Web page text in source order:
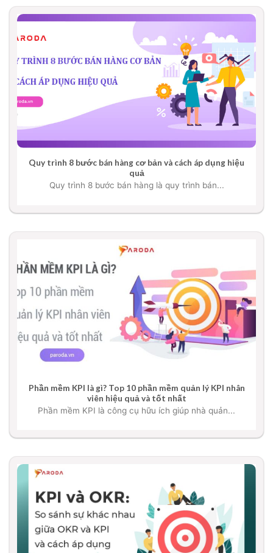
Quy trình 8 bước bán hàng cơ bản và cách áp dụng hiệu
quả
Quy trình 8 bước bán hàng là quy trình bán...
Phần mềm KPI là gì? Top 10 phần mềm quản lý KPI nhân
viên hiệu quả và tốt nhất
Phần mềm KPI là công cụ hữu ích giúp nhà quản...